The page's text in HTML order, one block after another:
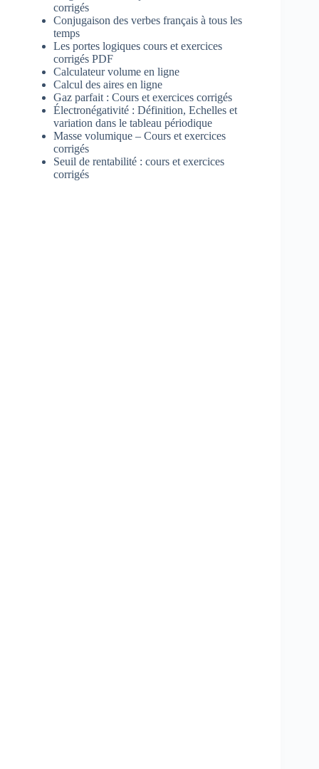
corrigés
Conjugaison des verbes français à tous les
temps
Les portes logiques cours et exercices
corrigés PDF
Calculateur volume en ligne
Calcul des aires en ligne
Gaz parfait : Cours et exercices corrigés
Électronégativité : Définition, Echelles et
variation dans le tableau périodique
Masse volumique – Cours et exercices
corrigés
Seuil de rentabilité : cours et exercices
corrigés